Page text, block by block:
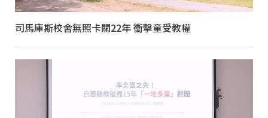
司馬庫斯校舍無照卡關22年 衝擊童受教權